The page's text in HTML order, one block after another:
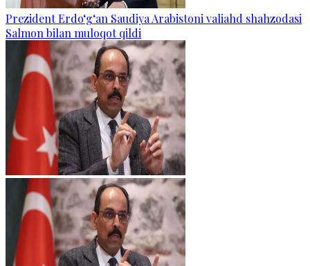
Prezident Erdo‘g‘an Saudiya Arabistoni valiahd shahzodasi
Salmon bilan muloqot qildi